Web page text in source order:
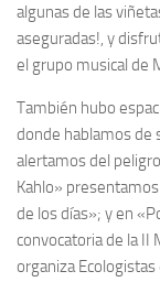
algunas de las
aseguradas!, y
el grupo musical de
También hubo
donde hablamos de
alertamos del
Kahlo»
de los días»; y en
convocatoria de la II
organiza